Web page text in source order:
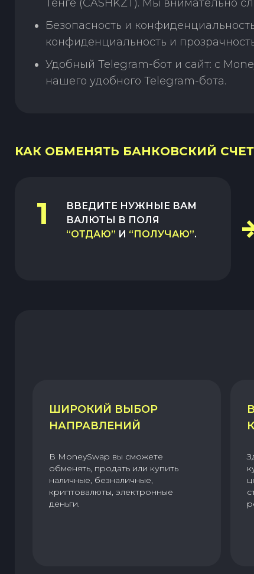
Тенге (CASHKZT). Мы внимательно
Безопасность и
конфиденциальность и
Удобный Telegram-бот и сайт: с
нашего удобного Telegram-бота.
КАК ОБМЕНЯТЬ БАНКОВСКИЙ СЧЕТ
1
ВВЕДИТЕ НУЖНЫЕ ВАМ
ВАЛЮТЫ В ПОЛЯ
“ОТДАЮ” И “ПОЛУЧАЮ”.
ШИРОКИЙ ВЫБОР
НАПРАВЛЕНИЙ
В MoneySwap вы сможете
обменять, продать или купить
наличные, безналичные,
криптовалюты, электронные
деньги.